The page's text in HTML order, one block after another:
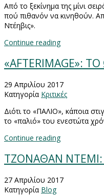
Από το ξεκίνημα της μίνι
πού πιθανόν να κινηθούν.
Ντέηβις».
Continue reading
«AFTERIMAGE»:
29 Απριλίου 2017
Κατηγορία Κριτικές
Διότι το «ΠΑΛΙΟ», κάποια
το «παλιό» του ενεστώτα
Continue reading
ΤΖΟΝΑΘΑΝ ΝΤΕΜΙ:
27 Απριλίου 2017
Κατηγορία Blog